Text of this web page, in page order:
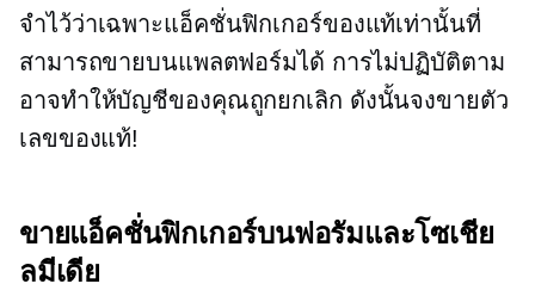
จำไว้ว่าเฉพาะแอ็คชั่นฟิกเกอร์ของแท้เท่านั้นที่
สามารถขายบนแพลตฟอร์มได้ การไม่ปฏิบัติตาม
อาจทำให้บัญชีของคุณถูกยกเลิก ดังนั้นจงขายตัว
เลขของแท้!
ขายแอ็คชั่นฟิกเกอร์บนฟอรัมและโซเชีย
ลมีเดีย